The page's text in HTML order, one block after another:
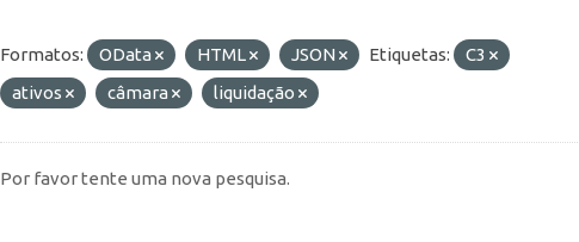
Formatos: OData HTML JSON Etiquetas:
C3
ativos
câmara liquidação
Por favor tente uma nova pesquisa.